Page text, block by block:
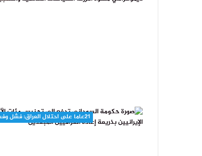
21عاما على احتلال العراق: فشل وفساد سياسي